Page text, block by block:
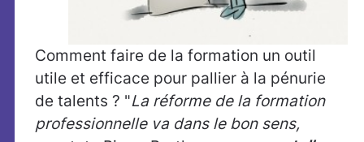
Comment faire de la formation un outil
utile et efficace pour pallier à la pénurie
de talents ? "La réforme de la formation
professionnelle va dans le bon sens,